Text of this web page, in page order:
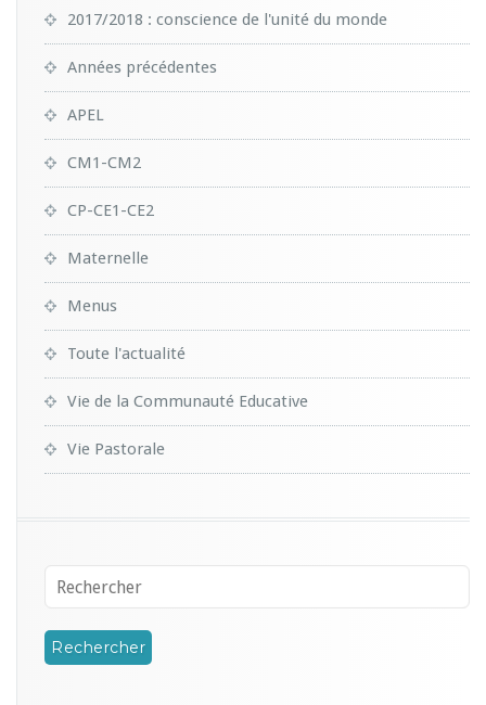
2017/2018 : conscience de l'unité du monde
Années précédentes
APEL
CM1-CM2
CP-CE1-CE2
Maternelle
Menus
Toute l'actualité
Vie de la Communauté Educative
Vie Pastorale